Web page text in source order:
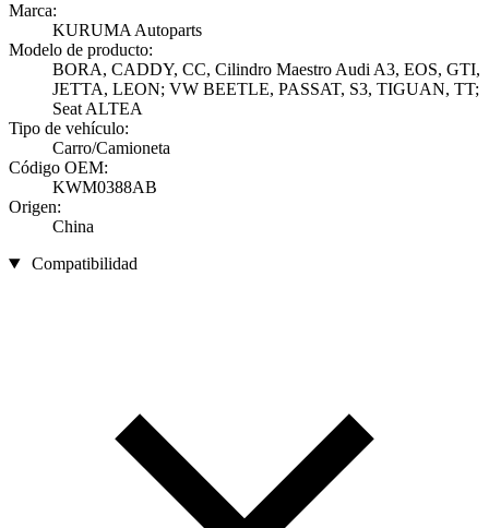
Marca:
KURUMA Autoparts
Modelo de producto:
BORA, CADDY, CC, Cilindro Maestro Audi A3, EOS, GTI,
JETTA, LEON; VW BEETLE, PASSAT, S3, TIGUAN, TT;
Seat ALTEA
Tipo de vehículo:
Carro/Camioneta
Código OEM:
KWM0388AB
Origen:
China
Compatibilidad